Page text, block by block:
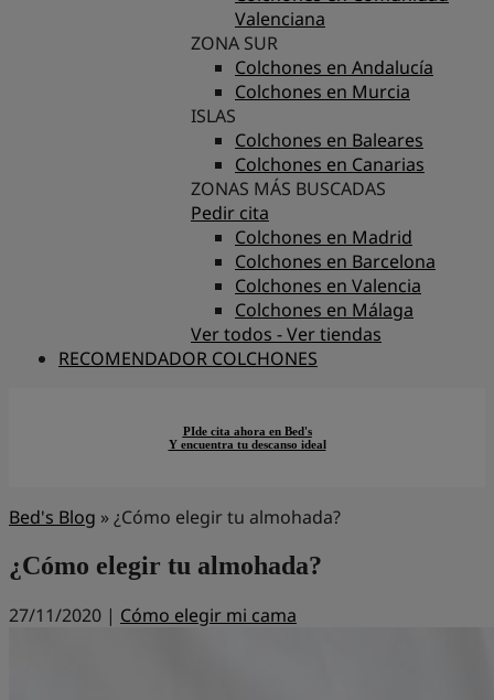
Valenciana
ZONA SUR
Colchones en Andalucía
Colchones en Murcia
ISLAS
Colchones en Baleares
Colchones en Canarias
ZONAS MÁS BUSCADAS
Pedir cita
Colchones en Madrid
Colchones en Barcelona
Colchones en Valencia
Colchones en Málaga
Ver todos - Ver tiendas
RECOMENDADOR COLCHONES
PIde cita ahora en Bed's
Y encuentra tu descanso ideal
Bed's Blog »¿Cómo elegir tu almohada?
¿Cómo elegir tu almohada?
27/11/2020 | Cómo elegir mi cama